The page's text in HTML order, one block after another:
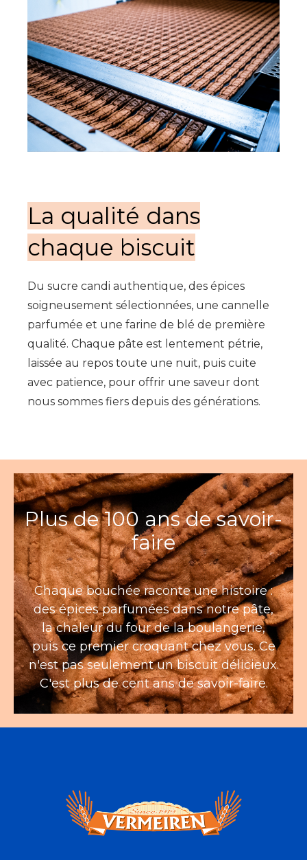
La qualité dans
chaque biscuit
Du sucre candi authentique, des épices
soigneusement sélectionnées, une cannelle
parfumée et une farine de blé de première
qualité. Chaque pâte est lentement pétrie,
laissée au repos toute une nuit, puis cuite
avec patience, pour offrir une saveur dont
nous sommes fiers depuis des générations.
Plus de 100 ans de savoir-
faire
Chaque bouchée raconte une histoire :
des épices parfumées dans notre pâte,
la chaleur du four de la boulangerie,
puis ce premier croquant chez vous. Ce
n'est pas seulement un biscuit délicieux.
C'est plus de cent ans de savoir-faire.